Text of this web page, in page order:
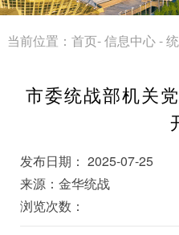
当前位置： 首页-信息中心-
市委统战部机关
发布日期： 2025-07-25
来源：金华统战
浏览次数：